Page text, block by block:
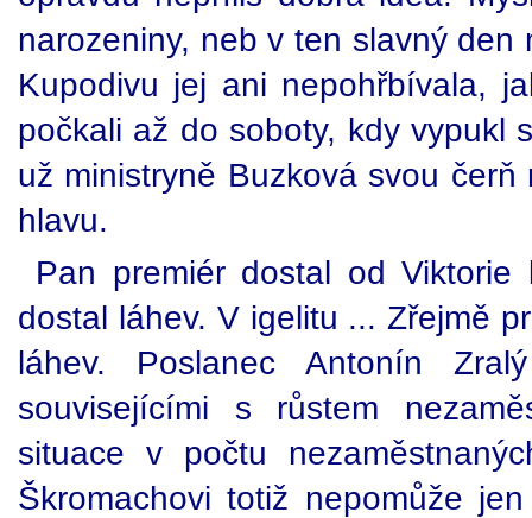
narozeniny, neb v ten slavný
Kupodivu jej ani nepohřbívala,
počkali až do soboty, kdy vypukl
už ministryně Buzková svou
hlavu.
Pan premiér dostal od
dostal láhev. V igelitu ... Zřejmě
láhev. Poslanec Antonín
souvisejícími s růstem
situace v počtu
Škromachovi totiž nepomůže